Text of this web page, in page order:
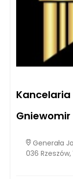
Generała
036 Rzeszów,